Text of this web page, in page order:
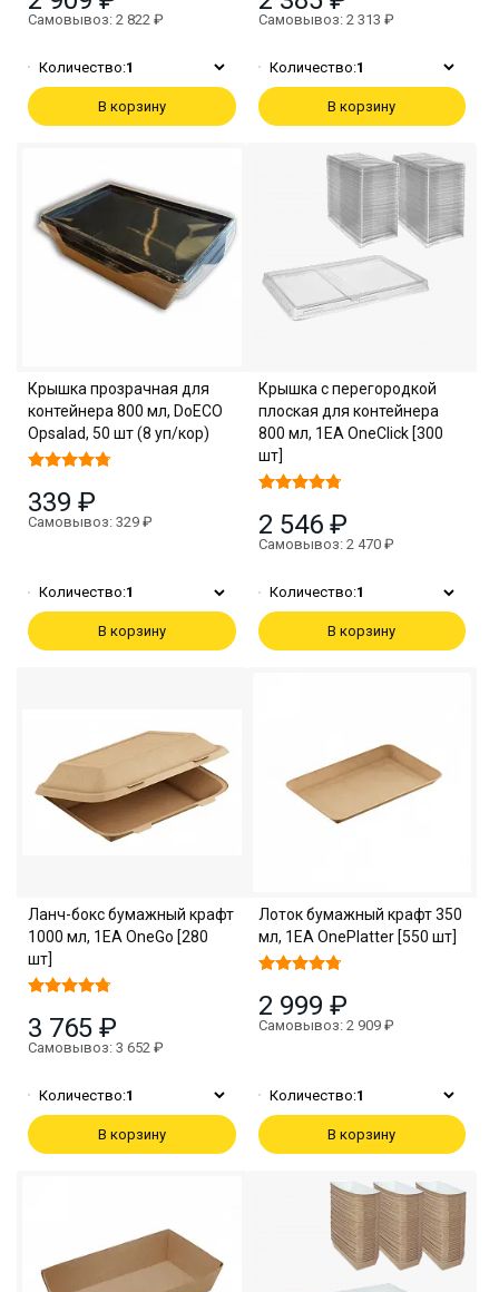
Самовывоз: 2 822 ₽
Количество:1
В корзину
Самовывоз: 2 313 ₽
Количество:1
В корзину
Крышка прозрачная для
контейнера 800 мл, DoECO
Opsalad, 50 шт (8 уп/кор)
339 ₽
Самовывоз: 329 ₽
Количество:1
В корзину
Крышка с перегородкой
плоская для контейнера
800 мл, 1EA OneClick [300
шт]
2 546 ₽
Самовывоз: 2 470 ₽
Количество:1
В корзину
Ланч-бокс бумажный крафт
1000 мл, 1EA OneGo [280
шт]
3 765 ₽
Самовывоз: 3 652 ₽
Количество:1
В корзину
Лоток бумажный крафт 350
мл, 1EA OnePlatter [550 шт]
2 999 ₽
Самовывоз: 2 909 ₽
Количество:1
В корзину